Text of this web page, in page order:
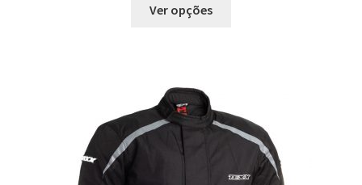
Ver opções